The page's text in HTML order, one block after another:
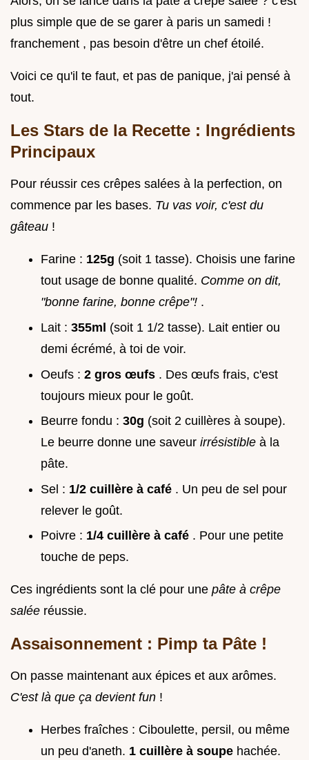
plus simple que de se garer à paris un samedi !
franchement , pas besoin d'être un chef étoilé.
Voici ce qu'il te faut, et pas de panique, j'ai pensé à
tout.
Les Stars de la Recette : Ingrédients
Principaux
Pour réussir ces crêpes salées à la perfection, on
commence par les bases. Tu vas voir, c'est du
gâteau !
Farine : 125g (soit 1 tasse). Choisis une farine
tout usage de bonne qualité. Comme on dit,
"bonne farine, bonne crêpe"! .
Lait : 355ml (soit 1 1/2 tasse). Lait entier ou
demi écrémé, à toi de voir.
Oeufs : 2 gros œufs . Des œufs frais, c'est
toujours mieux pour le goût.
Beurre fondu : 30g (soit 2 cuillères à soupe).
Le beurre donne une saveur irrésistible à la
pâte.
Sel : 1/2 cuillère à café . Un peu de sel pour
relever le goût.
Poivre : 1/4 cuillère à café . Pour une petite
touche de peps.
Ces ingrédients sont la clé pour une pâte à crêpe
salée réussie.
Assaisonnement : Pimp ta Pâte !
On passe maintenant aux épices et aux arômes.
C'est là que ça devient fun !
Herbes fraîches : Ciboulette, persil, ou même
un peu d'aneth. 1 cuillère à soupe hachée.